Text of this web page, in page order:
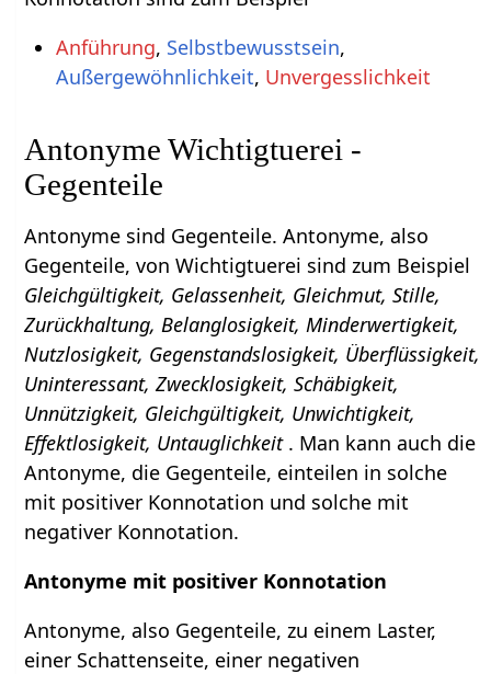
Anführung, Selbstbewusstsein,
Außergewöhnlichkeit, Unvergesslichkeit
Antonyme Wichtigtuerei -
Gegenteile
Antonyme sind Gegenteile. Antonyme, also
Gegenteile, von Wichtigtuerei sind zum Beispiel
Gleichgültigkeit, Gelassenheit, Gleichmut, Stille,
Zurückhaltung, Belanglosigkeit, Minderwertigkeit,
Nutzlosigkeit, Gegenstandslosigkeit, Überflüssigkeit,
Uninteressant, Zwecklosigkeit, Schäbigkeit,
Unnützigkeit, Gleichgültigkeit, Unwichtigkeit,
Effektlosigkeit, Untauglichkeit . Man kann auch die
Antonyme, die Gegenteile, einteilen in solche
mit positiver Konnotation und solche mit
negativer Konnotation.
Antonyme mit positiver Konnotation
Antonyme, also Gegenteile, zu einem Laster,
einer Schattenseite, einer negativen